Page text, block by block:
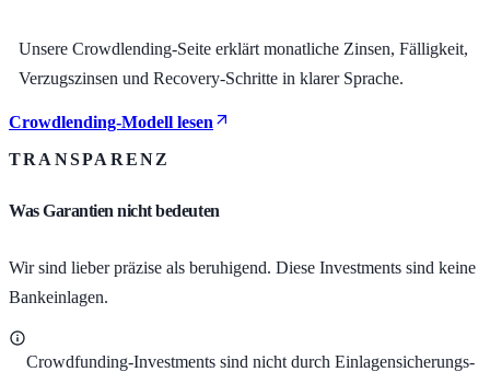
Unsere Crowdlending-Seite erklärt monatliche Zinsen, Fälligkeit,
Verzugszinsen und Recovery-Schritte in klarer Sprache.
Crowdlending-Modell lesen
TRANSPARENZ
Was Garantien nicht bedeuten
Wir sind lieber präzise als beruhigend. Diese Investments sind keine
Bankeinlagen.
Crowdfunding-Investments sind nicht durch Einlagensicherungs-